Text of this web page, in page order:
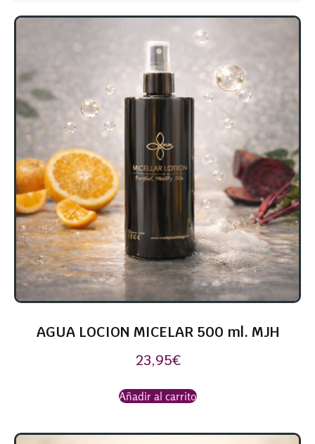
AGUA LOCION MICELAR 500 ml. MJH
23,95€
Añadir al carrito